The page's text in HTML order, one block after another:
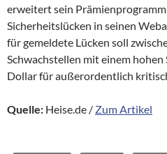
erweitert sein Prämienprogramm
Sicherheitslücken in seinen
für gemeldete Lücken soll
Schwachstellen mit einem hohen
Dollar für außerordentlich
Quelle: Heise.de / Zum Artikel